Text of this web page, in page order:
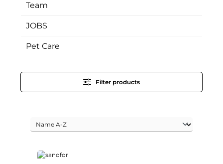
Team
JOBS
Pet Care
Filter products